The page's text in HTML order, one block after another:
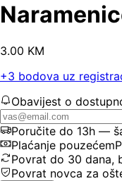
3.00 KM
+3 bodova uz
Obavijest o
Poručite do 13h —
Plaćanje pouzećem
Povrat do 30 dana,
Povrat novca za